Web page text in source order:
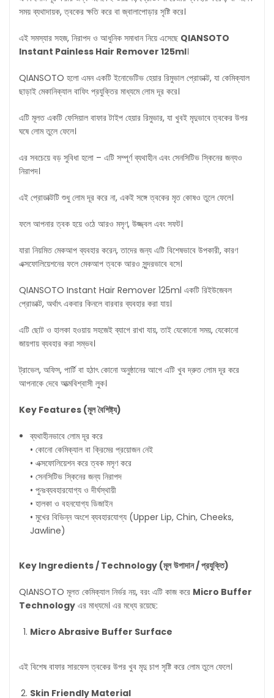
সময় ব্যথাদায়ক, ত্বকের ক্ষতি করে বা জ্বালাপোড়ার সৃষ্টি করে।
এই সমস্যার সহজ, নিরাপদ ও আধুনিক সমাধান নিয়ে এসেছে QIANSOTO
Instant Painless Hair Remover 125ml।
QIANSOTO হলো এমন একটি ইনোভেটিভ হেয়ার রিমুভাল প্রোডাক্ট, যা কেমিক্যাল
ছাড়াই মেকানিক্যাল বাফিং প্রযুক্তির মাধ্যমে লোম দূর করে।
এটি মূলত একটি ফেসিয়াল বাফার টাইপ হেয়ার রিমুভার, যা খুবই মৃদুভাবে ত্বকের উপর
ঘষে লোম তুলে ফেলে।
এর সবচেয়ে বড় সুবিধা হলো – এটি সম্পূর্ণ ব্যথাহীন এবং সেনসিটিভ স্কিনের জন্যও
নিরাপদ।
এই প্রোডাক্টটি শুধু লোম দূর করে না, একই সঙ্গে ত্বকের মৃত কোষও তুলে ফেলে।
ফলে আপনার ত্বক হয়ে ওঠে আরও মসৃণ, উজ্জ্বল এবং সফট।
যারা নিয়মিত মেকআপ ব্যবহার করেন, তাদের জন্য এটি বিশেষভাবে উপকারী, কারণ
এক্সফোলিয়েশনের ফলে মেকআপ ত্বকে আরও সুন্দরভাবে বসে।
QIANSOTO Instant Hair Remover 125ml একটি রিইউজেবল
প্রোডাক্ট, অর্থাৎ একবার কিনলে বারবার ব্যবহার করা যায়।
এটি ছোট ও হালকা হওয়ায় সহজেই ব্যাগে রাখা যায়, তাই যেকোনো সময়, যেকোনো
জায়গায় ব্যবহার করা সম্ভব।
ট্রাভেল, অফিস, পার্টি বা হঠাৎ কোনো অনুষ্ঠানের আগে এটি খুব দ্রুত লোম দূর করে
আপনাকে দেবে আত্মবিশ্বাসী লুক।
Key Features (মূল বৈশিষ্ট্য)
ব্যথাহীনভাবে লোম দূর করে
• কোনো কেমিক্যাল বা ক্রিমের প্রয়োজন নেই
• এক্সফোলিয়েশন করে ত্বক মসৃণ করে
• সেনসিটিভ স্কিনের জন্য নিরাপদ
• পুনঃব্যবহারযোগ্য ও দীর্ঘস্থায়ী
• হালকা ও বহনযোগ্য ডিজাইন
• মুখের বিভিন্ন অংশে ব্যবহারযোগ্য (Upper Lip, Chin, Cheeks,
Jawline)
Key Ingredients / Technology (মূল উপাদান/প্রযুক্তি)
QIANSOTO মূলত কেমিক্যাল নির্ভর নয়, বরং এটি কাজ করে Micro Buffer
Technology এর মাধ্যমে। এর মধ্যে রয়েছে:
Micro Abrasive Buffer Surface
এই বিশেষ বাফার সারফেস ত্বকের উপর খুব মৃদু চাপ সৃষ্টি করে লোম তুলে ফেলে।
Skin Friendly Material